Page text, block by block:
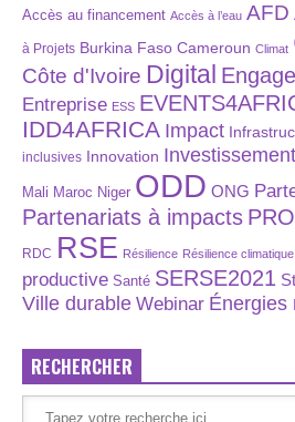
Accès au financement Accès à l’eau AFD
à Projets Burkina Faso Cameroun Climat
Côte d'Ivoire Digital
Entreprise ESS
IDD4AFRICA Impact
inclusives Innovation
Mali Maroc Niger ODD ONG
Partenariats à impacts
RDC RSE Résilience Résilience climatique
productive Santé SERSE2021
Ville durable Webinar Énergies
RECHERCHER